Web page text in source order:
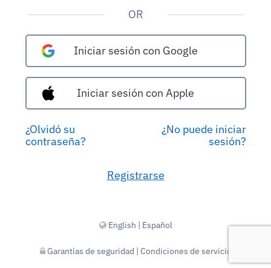
OR
Iniciar sesión con Google
Iniciar sesión con Apple
¿Olvidó su
contraseña?
¿No puede iniciar
sesión?
Registrarse
English | Español
Garantías de seguridad | Condiciones de servicio